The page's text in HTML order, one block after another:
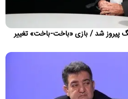
از بازیگر شدن دخترش
دختر هفت‌ساله‌اش، هانا غفوریان، در
بازی او را مهدی زمین‌پرداز…
شرکای مهم ایران هستند، اما نه
کرد که چین و روسیه شرکای مهم ایران در
روابط نباید جایگزین تعامل با…
پیروز شد / بازی «باخت-باخت» تغییر